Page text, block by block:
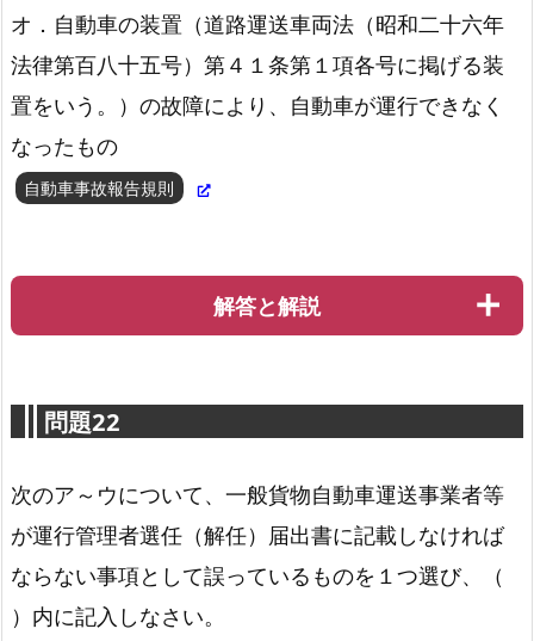
オ．自動車の装置（道路運送車両法（昭和二十六年
法律第百八十五号）第４１条第１項各号に掲げる装
置をいう。）の故障により、自動車が運行できなく
なったもの
自動車事故報告規則
解答と解説
問題22
次のア～ウについて、一般貨物自動車運送事業者等
が運行管理者選任（解任）届出書に記載しなければ
ならない事項として誤っているものを１つ選び、（
）内に記入しなさい。